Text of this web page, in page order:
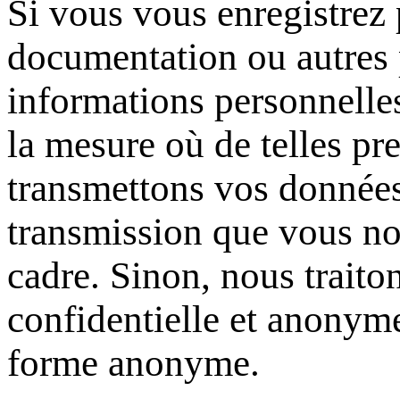
Si vous vous
documentation ou
informations
la mesure où de telles
transmettons vos
transmission que vous
cadre. Sinon, nous
confidentielle et
forme anonyme.